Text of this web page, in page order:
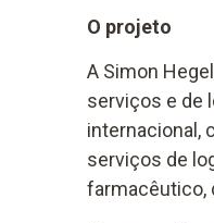
O projeto
A Simon
serviços e de
internacional,
serviços de
farmacêutico,